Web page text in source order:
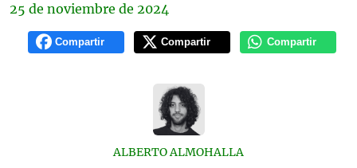
25 de noviembre de 2024
Compartir Compartir Compartir
ALBERTO ALMOHALLA